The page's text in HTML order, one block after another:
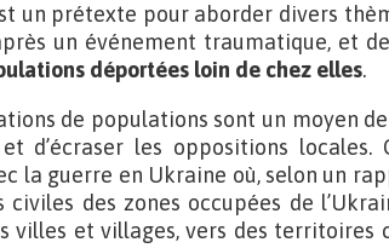
un prétexte pour aborder divers
un événement traumatique, et
déportées loin de chez elles.
de populations sont un moyen
d’écraser les oppositions locales.
la guerre en Ukraine où, selon un
civiles des zones occupées de
villes et villages, vers des territoires